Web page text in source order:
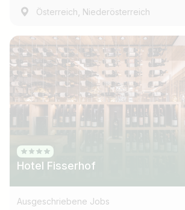
Österreich, Niederösterreich
Hotel Fisserhof
Ausgeschriebene Jobs